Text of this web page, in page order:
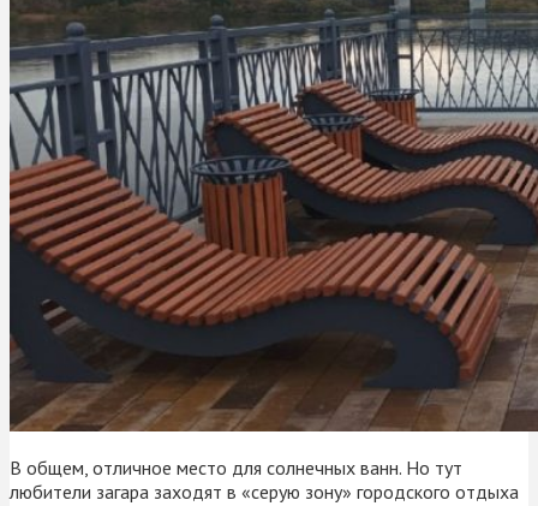
В общем, отличное место для солнечных ванн. Но тут
любители загара заходят в «серую зону» городского отдыха